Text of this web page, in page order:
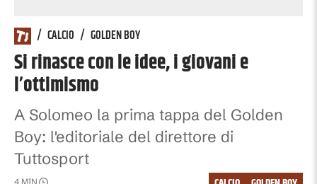
/ CALCIO / GOLDEN BOY
Si rinasce con le idee, i giovani e
l’ottimismo
A Solomeo la prima tappa del Golden
Boy: l'editoriale del direttore di
Tuttosport
4 MIN